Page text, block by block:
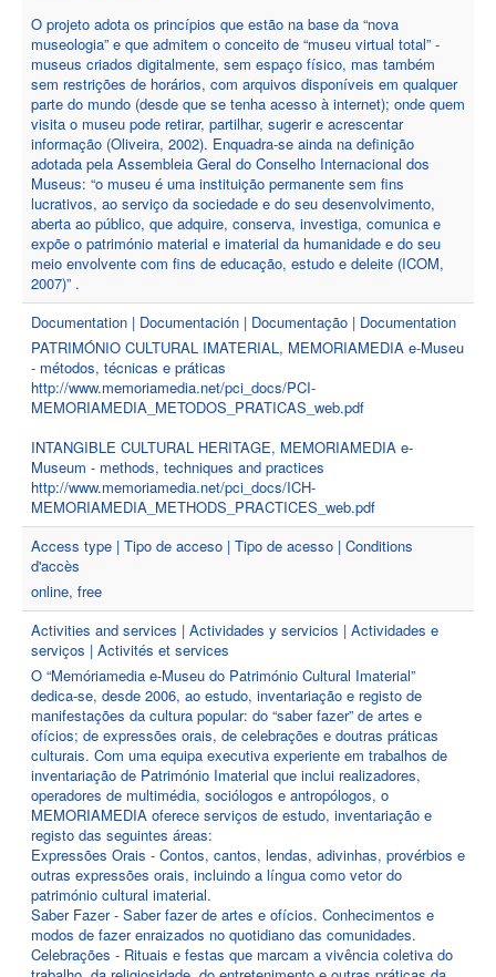
O projeto adota os princípios que estão na base da “nova
museologia” e que admitem o conceito de “museu virtual total” -
museus criados digitalmente, sem espaço físico, mas também
sem restrições de horários, com arquivos disponíveis em qualquer
parte do mundo (desde que se tenha acesso à internet); onde quem
visita o museu pode retirar, partilhar, sugerir e acrescentar
informação (Oliveira, 2002). Enquadra-se ainda na definição
adotada pela Assembleia Geral do Conselho Internacional dos
Museus: “o museu é uma instituição permanente sem fins
lucrativos, ao serviço da sociedade e do seu desenvolvimento,
aberta ao público, que adquire, conserva, investiga, comunica e
expõe o património material e imaterial da humanidade e do seu
meio envolvente com fins de educação, estudo e deleite (ICOM,
2007)” .
Documentation | Documentación | Documentação | Documentation
PATRIMÓNIO CULTURAL IMATERIAL, MEMORIAMEDIA e-Museu
- métodos, técnicas e práticas
http://www.memoriamedia.net/pci_docs/PCI-
MEMORIAMEDIA_METODOS_PRATICAS_web.pdf
INTANGIBLE CULTURAL HERITAGE, MEMORIAMEDIA e-
Museum - methods, techniques and practices
http://www.memoriamedia.net/pci_docs/ICH-
MEMORIAMEDIA_METHODS_PRACTICES_web.pdf
Access type | Tipo de acceso | Tipo de acesso | Conditions
d'accès
online, free
Activities and services | Actividades y servicios | Actividades e
serviços | Activités et services
O “Memóriamedia e-Museu do Património Cultural Imaterial”
dedica-se, desde 2006, ao estudo, inventariação e registo de
manifestações da cultura popular: do “saber fazer” de artes e
ofícios; de expressões orais, de celebrações e doutras práticas
culturais. Com uma equipa executiva experiente em trabalhos de
inventariação de Património Imaterial que inclui realizadores,
operadores de multimédia, sociólogos e antropólogos, o
MEMORIAMEDIA oferece serviços de estudo, inventariação e
registo das seguintes áreas:
Expressões Orais - Contos, cantos, lendas, adivinhas, provérbios e
outras expressões orais, incluindo a língua como vetor do
património cultural imaterial.
Saber Fazer - Saber fazer de artes e ofícios. Conhecimentos e
modos de fazer enraizados no quotidiano das comunidades.
Celebrações - Rituais e festas que marcam a vivência coletiva do